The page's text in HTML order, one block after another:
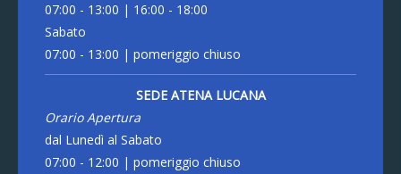
07:00 - 13:00 | 16:00 - 18:00
Sabato
07:00 - 13:00 | pomeriggio chiuso
SEDE ATENA LUCANA
Orario Apertura
dal Lunedì al Sabato
07:00 - 12:00 | pomeriggio chiuso